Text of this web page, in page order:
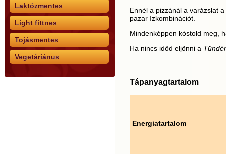
Laktózmentes
Light fittnes
Tojásmentes
Vegetáriánus
Ennél a pizzánál a varázslat a
pazar ízkombinációt.
Mindenképpen kóstold meg,
Ha nincs időd eljönni a
Tápanyagtartalom
Energiatartalom